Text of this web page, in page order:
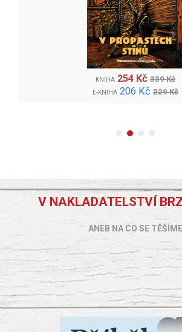
KNIHA 254 Kč 339 Kč
E-KNIHA 206 Kč 229 Kč
V NAKLADATELSTVÍ
ANEB NA CO SE TĚŠÍME